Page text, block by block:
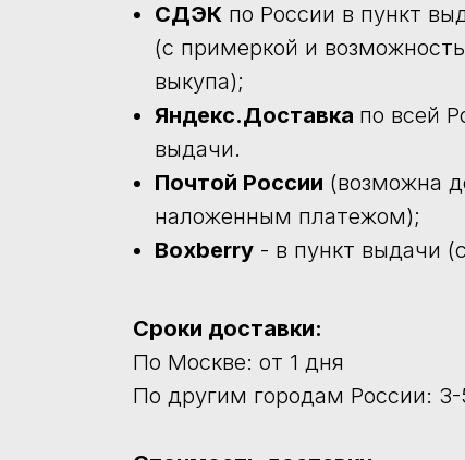
СДЭК по России в пункт
(с примеркой и
выкупа);
Яндекс.Доставка по всей
выдачи.
Почтой России (возможна
наложенным платежом);
Boxberry - в пункт выдачи
Сроки доставки:
По Москве: от 1 дня
По другим городам России: